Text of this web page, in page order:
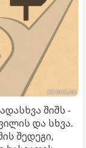
შიშს -
და სხვა.
შედეგი,